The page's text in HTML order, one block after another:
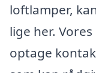
loftlamper,
lige her.
optage